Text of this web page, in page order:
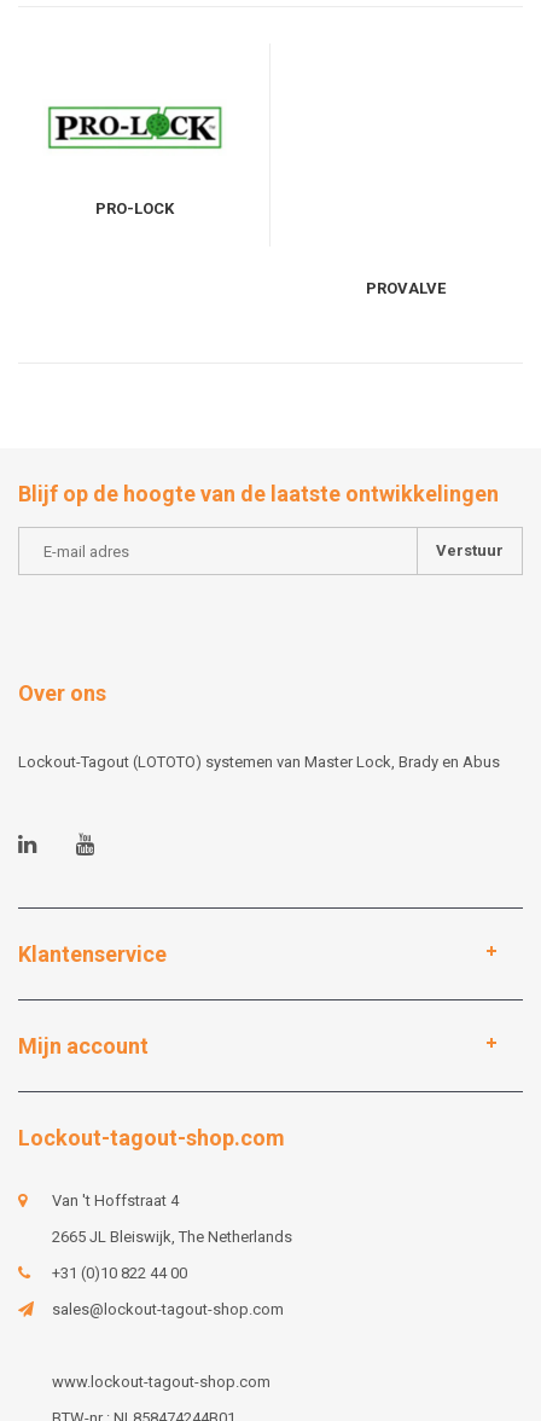
PRO-LOCK
PROVALVE
Blijf op de hoogte van de laatste ontwikkelingen
Verstuur
Over ons
Lockout-Tagout (LOTOTO) systemen van Master Lock, Brady en Abus
Klantenservice
Mijn account
Lockout-tagout-shop.com
Van 't Hoffstraat 4
2665 JL Bleiswijk, The Netherlands
+31 (0)10 822 44 00
sales@lockout-tagout-shop.com
www.lockout-tagout-shop.com